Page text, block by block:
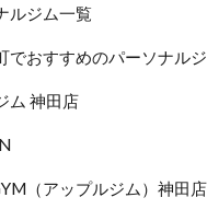
ルジム一覧
でおすすめのパーソナル
ム 神田店
（アップルジム）神田店